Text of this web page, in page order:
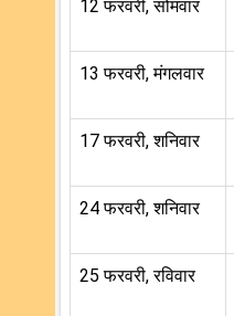
12 फरवरी, सोमवार
13 फरवरी, मंगलवार
17 फरवरी, शनिवार
24 फरवरी, शनिवार
25 फरवरी, रविवार